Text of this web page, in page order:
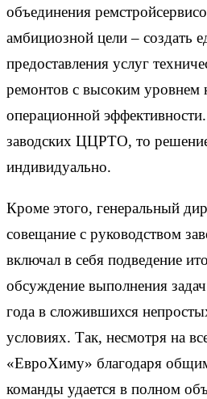
объединения
амбициозной цели – создать
предоставления услуг
ремонтов с высоким уровнем
операционной эффективности.
заводских ЦЦРТО, то
индивидуально.
Кроме этого, генеральный
совещание с руководством
включал в себя подведение
обсуждение выполнения
года в сложившихся
условиях. Так, несмотря на
«ЕвроХиму» благодаря
команды удается в полном